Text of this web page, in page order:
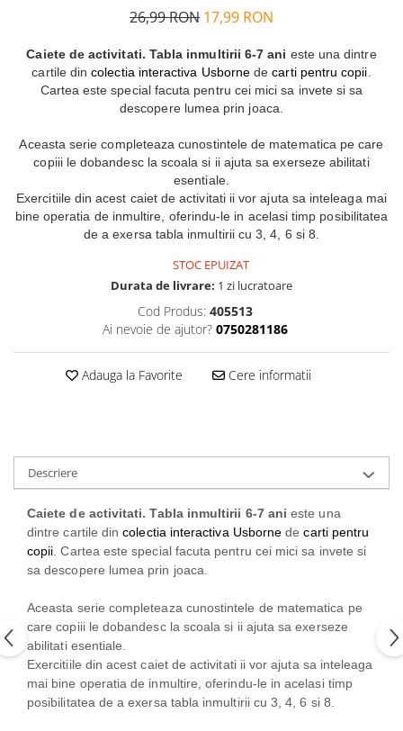
26,99 RON 17,99 RON
Caiete de activitati. Tabla inmultirii 6-7 ani este una dintre
cartile dincolectia interactiva Usborne decarti pentru copii
Cartea este special facuta pentru cei mici sa invete si sa
descopere lumea prin joaca.
Aceasta serie completeaza cunostintele de matematica pe care
copiii le dobandesc la scoala si ii ajuta sa exerseze abilitati
esentiale.
Exercitiile din acest caiet de activitati ii vor ajuta sa inteleaga mai
bine operatia de inmultire, oferindu-le in acelasi timp posibilitatea
de a exersa tabla inmultirii cu 3, 4, 6 si 8.
STOC EPUIZAT
Durata de livrare: 1 zi lucratoare
Cod Produs: 405513
Ai nevoie de ajutor? 0750281186
Adauga la Favorite Cere informatii
Descriere
Caiete de activitati. Tabla inmultirii 6-7 ani este una
dintre cartile dincolectia interactiva Usborne decarti pentru
copii . Cartea este special facuta pentru cei mici sa invete si
sa descopere lumea prin joaca.
Aceasta serie completeaza cunostintele de matematica pe
care copiii le dobandesc la scoala si ii ajuta sa exerseze
abilitati esentiale.
Exercitiile din acest caiet de activitati ii vor ajuta sa inteleaga
mai bine operatia de inmultire, oferindu-le in acelasi timp
posibilitatea de a exersa tabla inmultirii cu 3, 4, 6 si 8.